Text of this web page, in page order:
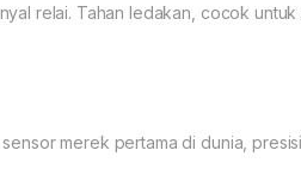
relai. Tahan ledakan, cocok untuk
merek pertama di dunia,